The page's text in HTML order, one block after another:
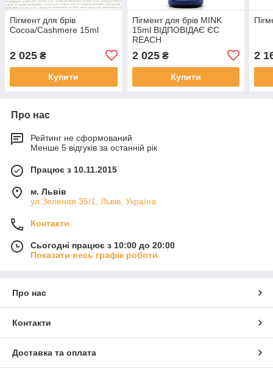
Пігмент для брів
Cocoa/Cashmere 15ml
2 025 ₴
Купити
Пігмент для брів MINK
15ml ВІДПОВІДАЄ ЄС
REACH
2 025₴
Купити
2
Про нас
Рейтинг не сформований
Менше 5 відгуків за останній рік
Працює з 10.11.2015
м. Львів
ул.Зеленая 35/1, Львів, Україна
Контакти
Сьогодні працює з 10:00 до 20:00
Показати весь графік роботи
Про нас
Контакти
Доставка та оплата